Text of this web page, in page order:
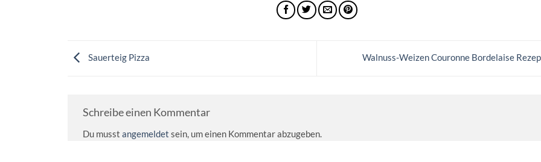
Sauerteig Pizza Walnuss-Weizen Couronne Bordelaise
Schreibe einen Kommentar
Du musst angemeldet sein, um einen Kommentar abzugeben.